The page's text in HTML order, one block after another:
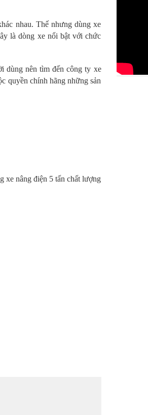
nhau. Thế nhưng dùng xe
là dòng xe nổi bật với chức
dùng nên tìm đến công ty xe
quyền chính hãng những sản
xe nâng điện 5 tấn chất lượng